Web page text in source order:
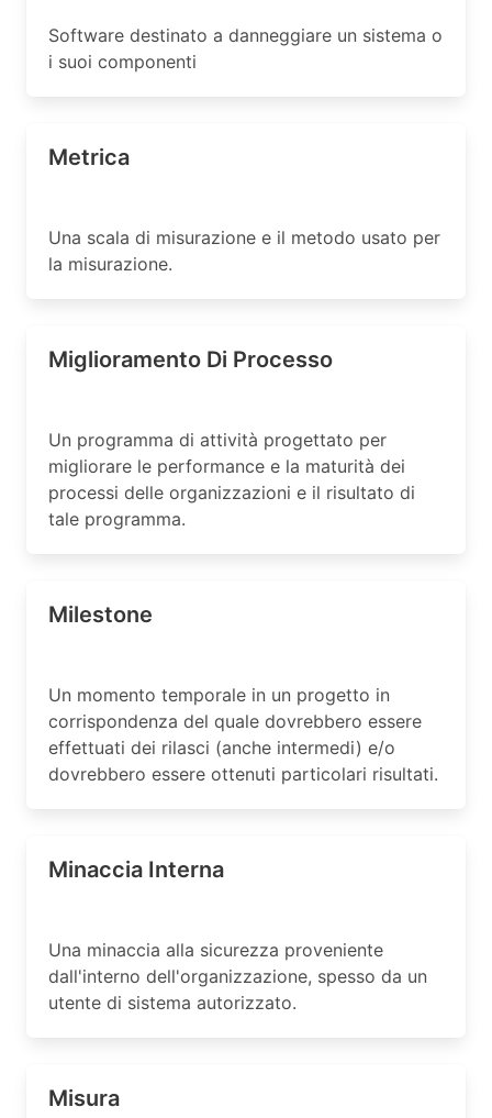
Software destinato a danneggiare un sistema o
i suoi componenti
Metrica
Una scala di misurazione e il metodo usato per
la misurazione.
Miglioramento Di Processo
Un programma di attività progettato per
migliorare le performance e la maturità dei
processi delle organizzazioni e il risultato di
tale programma.
Milestone
Un momento temporale in un progetto in
corrispondenza del quale dovrebbero essere
effettuati dei rilasci (anche intermedi) e/o
dovrebbero essere ottenuti particolari risultati.
Minaccia Interna
Una minaccia alla sicurezza proveniente
dall'interno dell'organizzazione, spesso da un
utente di sistema autorizzato.
Misura